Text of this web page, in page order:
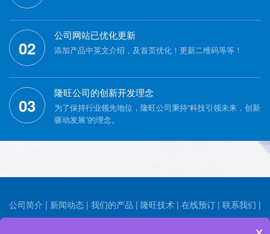
02
公司网站已优化更新
添加产品中英文介绍，及首页优化！更新二维码等等！
03
隆旺公司的创新开发理念
为了保持行业领先地位，隆旺公司秉持“科技引领未来，创新
驱动发展”的理念。
公司简介 | 新闻动态 | 我们的产品 | 隆旺技术 | 在线预订 | 联系我们 |